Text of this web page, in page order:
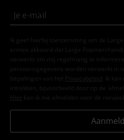
Ik geef hierbij toestemming om de
ermee akkoord dat Large
verwerkt om mij regelmatig te
persoonsgegevens worden verwerkt in
bepalingen van het
Privacybeleid . Ik
intrekken, bijvoorbeeld door op de
Hier kan ik me afmelden voor de